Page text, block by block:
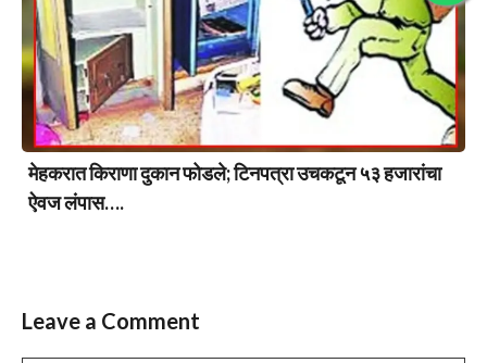
मेहकरात किराणा दुकान फोडले; टिनपत्रा उचकटून ५३ हजारांचा
ऐवज लंपास….
Leave a Comment